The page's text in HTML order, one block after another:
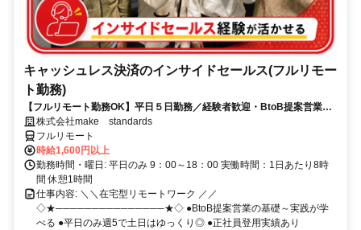
キャッシュレス決済のインサイドセールス(フルリモー
ト勤務)
【フルリモート勤務OK】平日５日勤務／経験者歓迎・BtoB提案営業で
スキルアップ
株式会社make standards
フルリモート
時給1,600円以上
勤務時間・曜日: 平日のみ 9：00～18：00 実働時間：1日あたり8時
間 休憩1時間
仕事内容: ＼＼在宅型リモートワーク ／／
◇★───────────────★◇ ●BtoB提案営業の基礎～実践が学
べる ●平日のみ週5で土日はゆっくり◎ ●正社員登用実績あり